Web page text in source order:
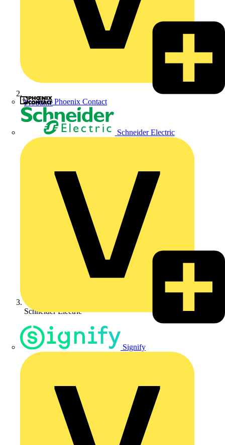
Phoenix Contact
Schneider Electric
Signify
Produkte
Schneider Electric